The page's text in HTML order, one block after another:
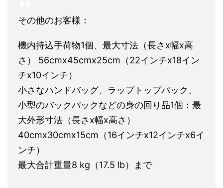
その他のお客様：
機内持込手荷物1個、最大寸法（長さx幅x高
さ） 56cmx45cmx25cm（22インチx18イン
チx10インチ）
小さなハンドバッグ、ラップトップバック、
小型のバックパックなどの身の回り品1個：最
大外形寸法（長さx幅x高さ）
40cmx30cmx15cm（16インチx12インチx6イ
ンチ）
最大合計重量8 kg（17.5 lb）まで